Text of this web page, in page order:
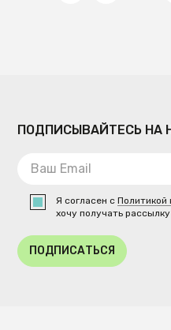
ПОДПИСЫВАЙТЕСЬ НА
Я согласен сПолитикой
хочу получать рассылку
ПОДПИСАТЬСЯ